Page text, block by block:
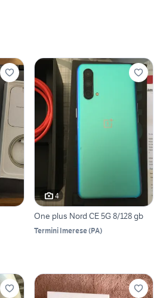
4
One plus Nord CE 5G 8/128 gb
Termini Imerese(PA)